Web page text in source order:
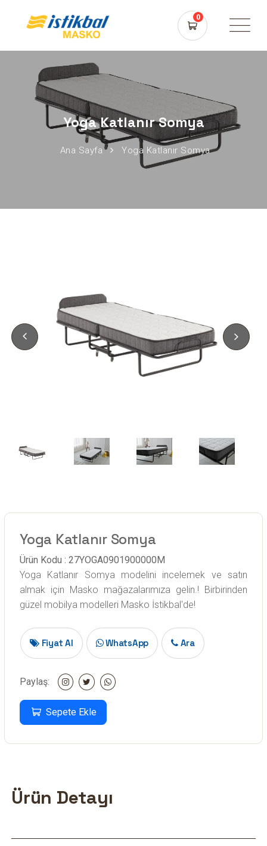
0
Yoga Katlanır Somya
Ana Sayfa Yoga Katlanır Somya
Yoga Katlanır Somya
Ürün Kodu : 27YOGA0901900000M
Yoga Katlanır Somya modelini incelemek ve satın
almak için Masko mağazalarımıza gelin.! Birbirinden
güzel mobilya modelleri Masko İstikbal'de!
Fiyat Al WhatsApp Ara
Paylaş:
Sepete Ekle
Ürün Detayı